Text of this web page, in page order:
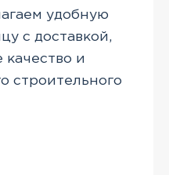
удобную
с доставкой,
качество и
строительного